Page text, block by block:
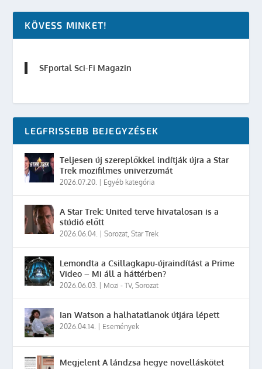
KÖVESS MINKET!
SFportal Sci-Fi Magazin
LEGFRISSEBB BEJEGYZÉSEK
Teljesen új szereplőkkel indítják újra a Star
Trek mozifilmes univerzumát
2026.07.20. Egyéb kategória
A Star Trek: United terve hivatalosan is a
stúdió előtt
2026.06.04. |Sorozat,Star Trek
Lemondta a Csillagkapu-újraindítást a Prime
Video – Mi áll a háttérben?
2026.06.03. Mozi - TV,Sorozat
Ian Watson a halhatatlanok útjára lépett
2026.04.14. Események
Megjelent A lándzsa hegye novelláskötet